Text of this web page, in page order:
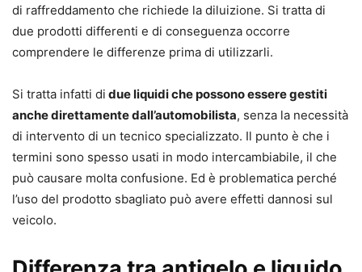
di raffreddamento che richiede la diluizione. Si tratta di
due prodotti differenti e di conseguenza occorre
comprendere le differenze prima di utilizzarli.
Si tratta infatti di due liquidi che possono essere gestiti
anche direttamente dall’automobilista, senza la necessità
di intervento di un tecnico specializzato. Il punto è che i
termini sono spesso usati in modo intercambiabile, il che
può causare molta confusione. Ed è problematica perché
l’uso del prodotto sbagliato può avere effetti dannosi sul
veicolo.